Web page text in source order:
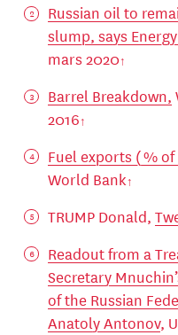
Russian oil to
slump, says
mars 2020
Barrel Breakdown,
2016
Fuel exports ( %
World Bank
TRUMP Donald,
Readout from a
Secretary
of the Russian
Anatoly Antonov,